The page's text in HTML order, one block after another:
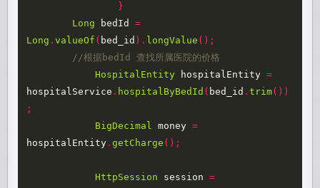
}
Long
bedId
=
Long .valueOf ( bed_id ). longValue ();
//根据bedId 查找所属医院的价格
HospitalEntity
hospitalEntity =
hospitalService . hospitalByBedId ( bed_id .trim())
;
BigDecimal
money =
hospitalEntity .getCharge ();
HttpSession session
=